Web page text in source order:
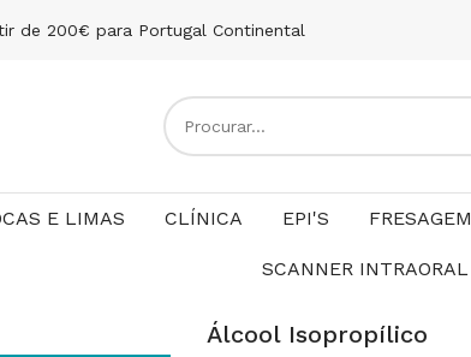
de 200€ para Portugal Continental
E LIMAS CLÍNICA EPI'S FRESAGEM
SCANNER INTRAORAL
Álcool Isopropílico